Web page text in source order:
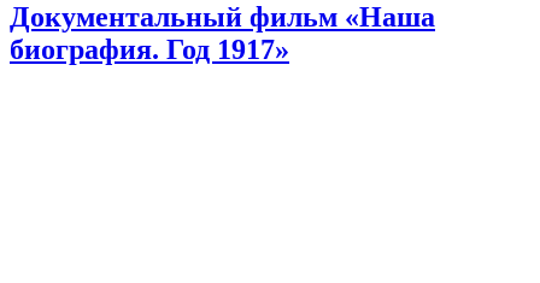
Документальный фильм «Наша
биография. Год 1917»